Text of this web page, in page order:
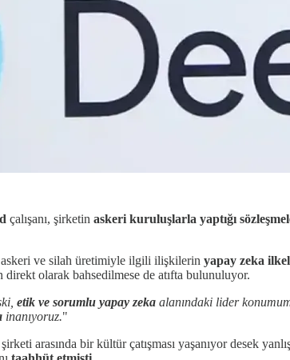
çalışanı, şirketin askeri kuruluşlarla yaptığı
ve silah üretimiyle ilgili ilişkilerin yapay zeka
olarak bahsedilmese de atıfta bulunuluyor.
etik ve sorumlu yapay zeka alanındaki lider
inanıyoruz."
arasında bir kültür çatışması yaşanıyor desek